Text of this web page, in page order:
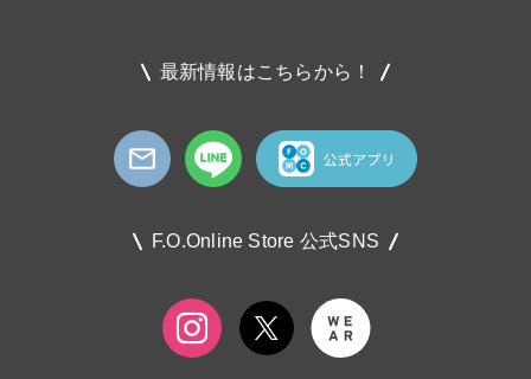
最新情報はこちらから！
F.O.Online Store 公式SNS